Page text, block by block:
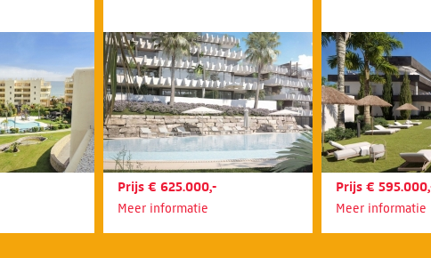
Prijs € 625.000,-
Meer informatie
Prijs €
Meer informatie